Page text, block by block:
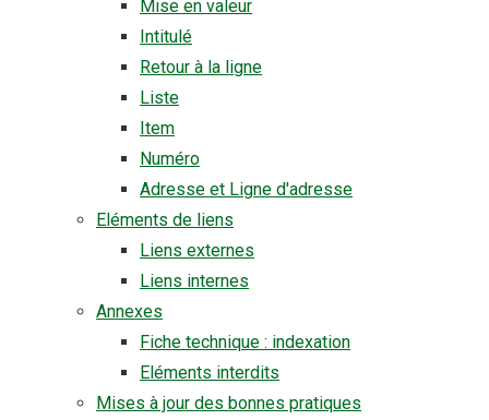
Mise en valeur
Intitulé
Retour à la ligne
Liste
Item
Numéro
Adresse et Ligne d'adresse
Eléments de liens
Liens externes
Liens internes
Annexes
Fiche technique : indexation
Eléments interdits
Mises à jour des bonnes pratiques